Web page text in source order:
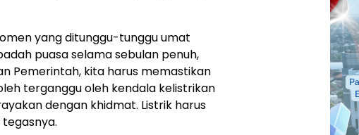
yang ditunggu-tunggu umat
puasa selama sebulan penuh,
Pemerintah, kita harus memastikan
terganggu oleh kendala kelistrikan
dengan khidmat. Listrik harus
tegasnya.